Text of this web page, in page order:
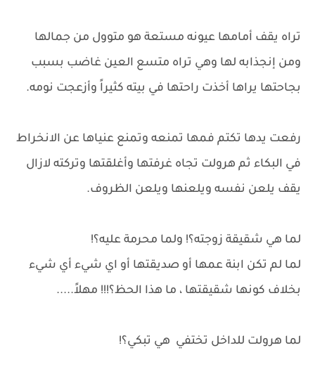
تراه يقف أمامها عيونه مستعة هو متوول من جمالها
ومن إنجذابه لها وهي تراه متسع العين غاضب بسبب
بجاحتها يراها أخذت راحتها في بيته كثيراً وأزعجت نومه.
رفعت يدها تكتم فمها تمنعه وتمنع عنياها عن الانخراط
في البكاء ثم هرولت تجاه غرفتها وأغلقتها وتركته لازال
يقف يلعن نفسه ويلعنها ويلعن الظروف.
لما هي شقيقة زوجته؟! ولما محرمة عليه؟!
لما لم تكن ابنة عمها أو صديقتها أو اي شيء أي شيء
بخلاف كونها شقيقتها ، ما هذا الحظ؟!!! مهلاً.....
لما هرولت للداخل تختفي هي تبكي؟!